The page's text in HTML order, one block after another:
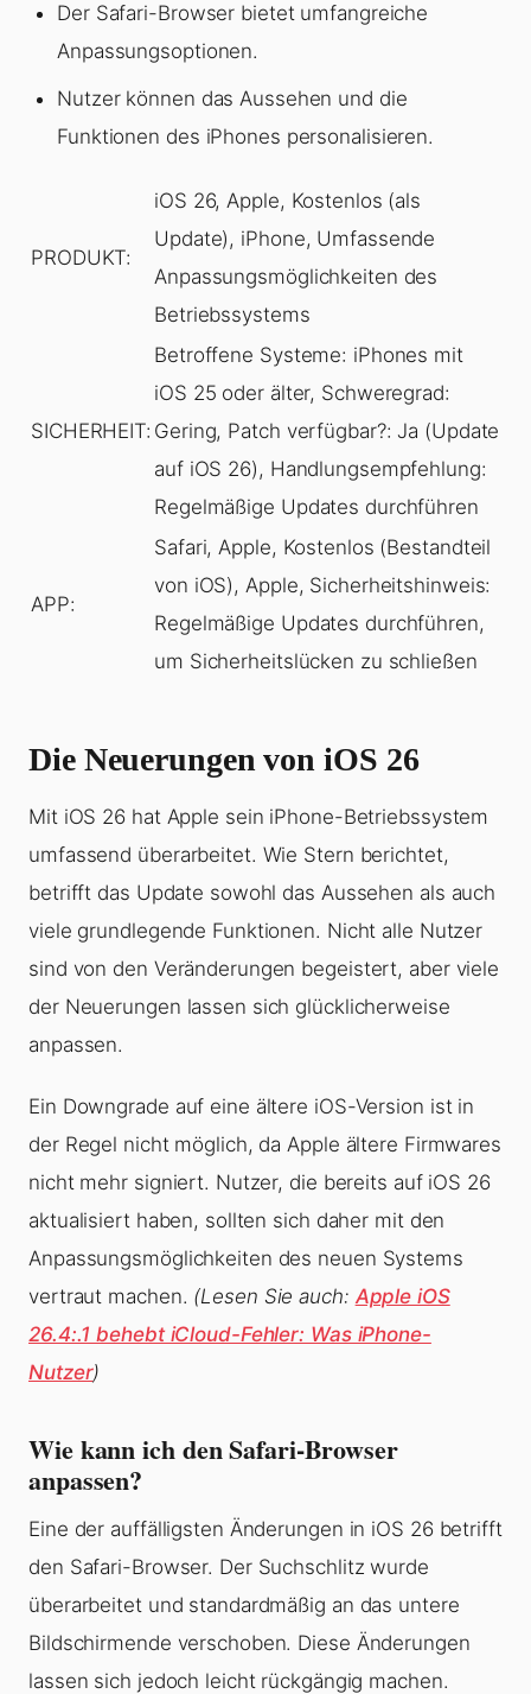
Der Safari-Browser bietet umfangreiche
Anpassungsoptionen.
Nutzer können das Aussehen und die
Funktionen des iPhones personalisieren.
PRODUKT:
iOS 26, Apple, Kostenlos (als
Update), iPhone, Umfassende
Anpassungsmöglichkeiten des
Betriebssystems
SICHERHEIT:
Betroffene Systeme: iPhones mit
iOS 25 oder älter, Schweregrad:
Gering, Patch verfügbar?: Ja (Update
auf iOS 26), Handlungsempfehlung:
Regelmäßige Updates durchführen
APP:
Safari, Apple, Kostenlos (Bestandteil
von iOS), Apple, Sicherheitshinweis:
Regelmäßige Updates durchführen,
um Sicherheitslücken zu schließen
Die Neuerungen von iOS 26
Mit iOS 26 hat Apple sein iPhone-Betriebssystem
umfassend überarbeitet. Wie Stern berichtet,
betrifft das Update sowohl das Aussehen als auch
viele grundlegende Funktionen. Nicht alle Nutzer
sind von den Veränderungen begeistert, aber viele
der Neuerungen lassen sich glücklicherweise
anpassen.
Ein Downgrade auf eine ältere iOS-Version ist in
der Regel nicht möglich, da Apple ältere Firmwares
nicht mehr signiert. Nutzer, die bereits auf iOS 26
aktualisiert haben, sollten sich daher mit den
Anpassungsmöglichkeiten des neuen Systems
vertraut machen. (Lesen Sie auch:Apple iOS
26.4:.1 behebt iCloud-Fehler: Was iPhone-
Nutzer)
Wie kann ich den Safari-Browser
anpassen?
Eine der auffälligsten Änderungen in iOS 26 betrifft
den Safari-Browser. Der Suchschlitz wurde
überarbeitet und standardmäßig an das untere
Bildschirmende verschoben. Diese Änderungen
lassen sich jedoch leicht rückgängig machen.